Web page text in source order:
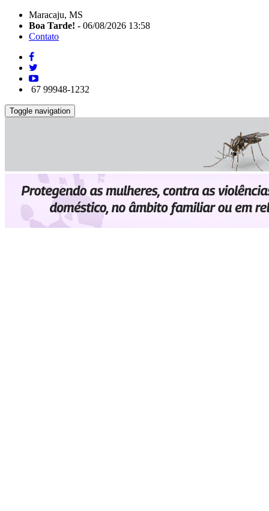
Maracaju, MS
Boa Tarde! - 06/08/2026 13:58
Contato
67 99948-1232
Toggle navigation